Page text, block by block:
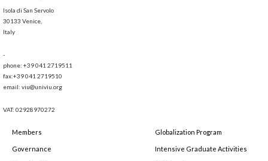
Isola di San Servolo
30133 Venice,
Italy
-
phone: +39 041 2719511
fax:+39 041 2719510
email: viu@univiu.org
VAT: 02928970272
Members
Governance
Globalization Program
Intensive Graduate Activities